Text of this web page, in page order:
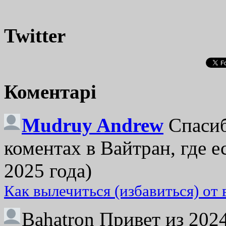
Twitter
Коментарі
Mudruy Andrew
коментах в Вайтран, где
2025 года)
Как вылечиться (избавиться)
Bahatron Привет из